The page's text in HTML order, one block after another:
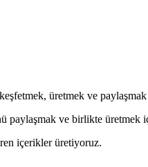
üretmek ve paylaşmak
ve birlikte üretmek
içerikler üretiyoruz.